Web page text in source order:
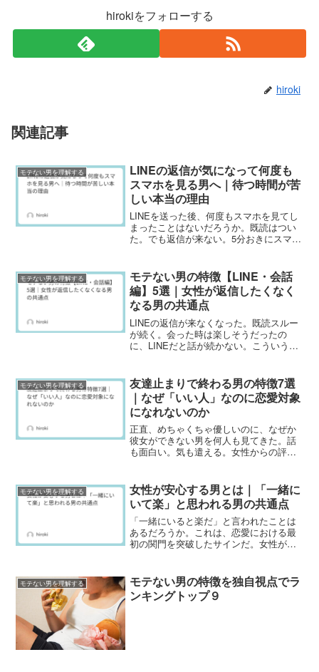
hirokiをフォローする
hiroki
関連記事
モテない男を理解する
LINEの返信が気になって何度も
スマホを見る男へ｜待つ時間が苦
しい本当の理由
LINEを送った後、何度もスマホを見てし
まったことはないだろうか。既読はつい
た。でも返信が来ない。5分おきにスマホ
信が遅いことそのものが問題だと思って
いる。でも違う。本...
モテない男を理解する
モテない男の特徴【LINE・会話
編】5選｜女性が返信したくなく
なる男の共通点
LINEの返信が来なくなった。既読スルー
が続く。会った時は楽しそうだったの
に、LINEだと話が続かない。こういう経
テない男の特徴」がLINEでは如実に出る
ことがある...
モテない男を理解する
友達止まりで終わる男の特徴7選
｜なぜ「いい人」なのに恋愛対象
になれないのか
正直、めちゃくちゃ優しいのに、なぜか
彼女ができない男を何人も見てきた。話
も面白い。気も遣える。女性からの評判
た。「いい人だね」「優しいね」「一緒
にいて楽」そう言われるたび...
モテない男を理解する
女性が安心する男とは｜「一緒に
いて楽」と思われる男の共通点
「一緒にいると楽だ」と言われたことは
あるだろうか。これは、恋愛における最
初の関門を突破したサインだ。女性が男
ってきた経験の中で、女性が「安心す
る」と感じる男のパターンを...
モテない男を理解する
モテない男の特徴を独自視点でラ
ンキングトップ９